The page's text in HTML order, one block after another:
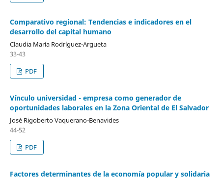
Comparativo regional: Tendencias e indicadores en el
desarrollo del capital humano
Claudia María Rodríguez-Argueta
33-43
PDF
Vínculo universidad - empresa como generador de
oportunidades laborales en la Zona Oriental de El Salvador
José Rigoberto Vaquerano-Benavides
44-52
PDF
Factores determinantes de la economía popular y solidaria